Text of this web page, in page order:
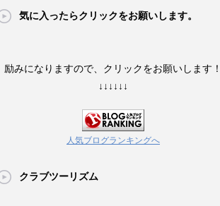
気に入ったらクリックをお願いします。
励みになりますので、クリックをお願いします！
↓↓↓↓↓↓
人気ブログランキングへ
クラブツーリズム